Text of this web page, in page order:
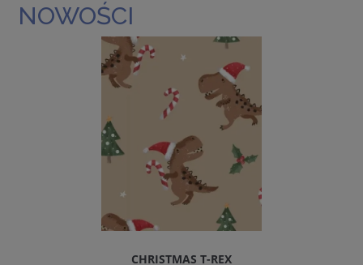
NOWOŚCI
CHRISTMAS T-REX